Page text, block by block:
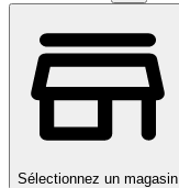
Sélectionnez un magasin